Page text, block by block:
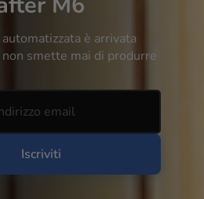
è arrivata
smette mai di produrre
Iscriviti